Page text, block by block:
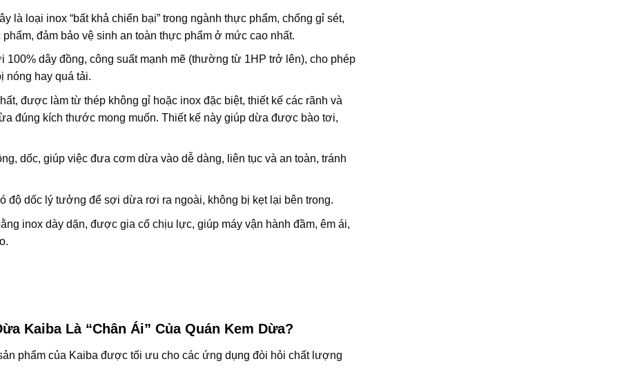
là loại inox “bất khả chiến bại” trong ngành thực phẩm, chống gỉ sét,
đảm bảo vệ sinh an toàn thực phẩm ở mức cao nhất.
100% dây đồng, công suất mạnh mẽ (thường từ 1HP trở lên), cho phép
nóng hay quá tải.
được làm từ thép không gỉ hoặc inox đặc biệt, thiết kế các rãnh và
đúng kích thước mong muốn. Thiết kế này giúp dừa được bào tơi,
dốc, giúp việc đưa cơm dừa vào dễ dàng, liên tục và an toàn, tránh
độ dốc lý tưởng để sợi dừa rơi ra ngoài, không bị kẹt lại bên trong.
inox dày dặn, được gia cố chịu lực, giúp máy vận hành đầm, êm ái,
Kaiba Là “Chân Ái” Của Quán Kem Dừa?
phẩm của Kaiba được tối ưu cho các ứng dụng đòi hỏi chất lượng